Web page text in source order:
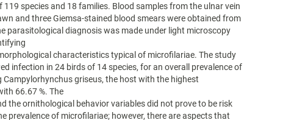
119 species and 18 families. Blood samples from the ulnar vein
and three Giemsa-stained blood smears were obtained from
parasitological diagnosis was made under light microscopy
characteristics typical of microfilariae. The study
infection in 24 birds of 14 species, for an overall prevalence of
Campylorhynchus griseus, the host with the highest
66.67 %. The
the ornithological behavior variables did not prove to be risk
prevalence of microfilariae; however, there are aspects that